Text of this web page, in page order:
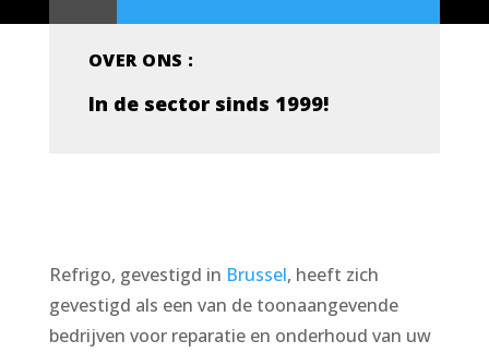
OVER ONS :
In de sector sinds 1999!
Refrigo, gevestigd in Brussel, heeft zich
gevestigd als een van de toonaangevende
bedrijven voor reparatie en onderhoud van uw